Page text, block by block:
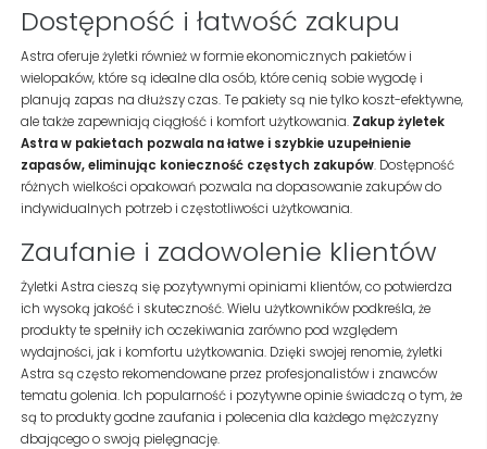
Dostępność i łatwość zakupu
Astra oferuje żyletki również w formie ekonomicznych pakietów i
wielopaków, które są idealne dla osób, które cenią sobie wygodę i
planują zapas na dłuższy czas. Te pakiety są nie tylko koszt-efektywne,
ale także zapewniają ciągłość i komfort użytkowania. Zakup żyletek
Astra w pakietach pozwala na łatwe i szybkie uzupełnienie
zapasów, eliminując konieczność częstych zakupów. Dostępność
różnych wielkości opakowań pozwala na dopasowanie zakupów do
indywidualnych potrzeb i częstotliwości użytkowania.
Zaufanie i zadowolenie klientów
Żyletki Astra cieszą się pozytywnymi opiniami klientów, co potwierdza
ich wysoką jakość i skuteczność. Wielu użytkowników podkreśla, że
produkty te spełniły ich oczekiwania zarówno pod względem
wydajności, jak i komfortu użytkowania. Dzięki swojej renomie, żyletki
Astra są często rekomendowane przez profesjonalistów i znawców
tematu golenia. Ich popularność i pozytywne opinie świadczą o tym, że
są to produkty godne zaufania i polecenia dla każdego mężczyzny
dbającego o swoją pielęgnację.